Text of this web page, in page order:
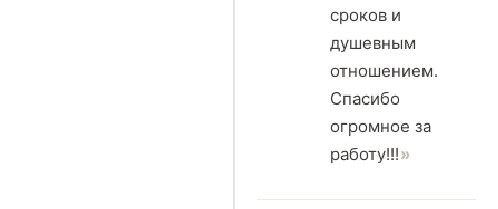
сроков и
душевным
отношением.
Спасибо
огромное за
работу!!!